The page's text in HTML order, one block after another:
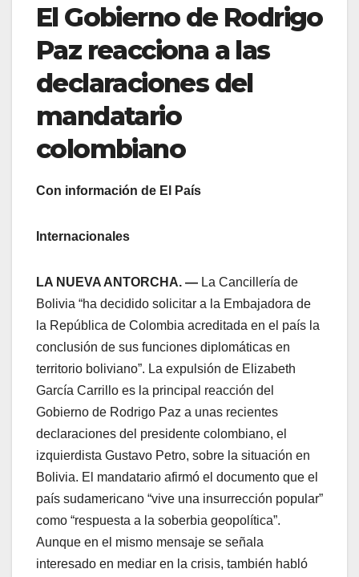
El Gobierno de Rodrigo
Paz reacciona a las
declaraciones del
mandatario
colombiano
Con información de El País
Internacionales
LA NUEVA ANTORCHA. — La Cancillería de
Bolivia “ha decidido solicitar a la Embajadora de
la República de Colombia acreditada en el país la
conclusión de sus funciones diplomáticas en
territorio boliviano”. La expulsión de Elizabeth
García Carrillo es la principal reacción del
Gobierno de Rodrigo Paz a unas recientes
declaraciones del presidente colombiano, el
izquierdista Gustavo Petro, sobre la situación en
Bolivia. El mandatario afirmó el documento que el
país sudamericano “vive una insurrección popular”
como “respuesta a la soberbia geopolítica”.
Aunque en el mismo mensaje se señala
interesado en mediar en la crisis, también habló